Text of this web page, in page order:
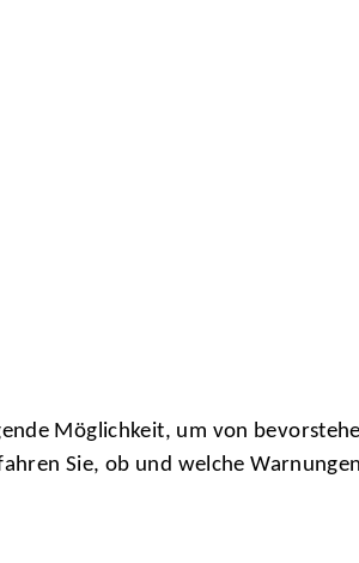
Möglichkeit, um von
Sie, ob und welche